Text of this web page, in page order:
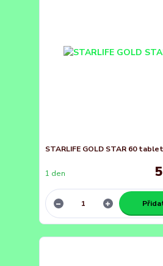
STARLIFE GOLD STAR 60 tablet
1 den